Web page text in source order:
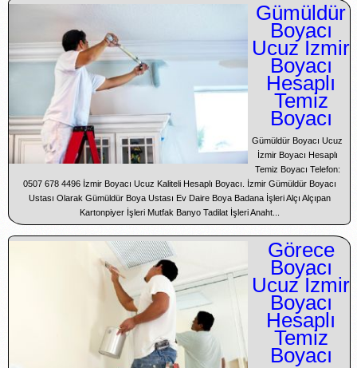
Gümüldür
Boyacı
Ucuz İzmir
Boyacı
Hesaplı
Temiz
Boyacı
Gümüldür Boyacı Ucuz
İzmir Boyacı Hesaplı
Temiz Boyacı Telefon:
0507 678 4496 İzmir Boyacı Ucuz Kaliteli Hesaplı Boyacı. İzmir Gümüldür Boyacı
Ustası Olarak Gümüldür Boya Ustası Ev Daire Boya Badana İşleri Alçı Alçıpan
Kartonpiyer İşleri Mutfak Banyo Tadilat İşleri Anaht...
Görece
Boyacı
Ucuz İzmir
Boyacı
Hesaplı
Temiz
Boyacı